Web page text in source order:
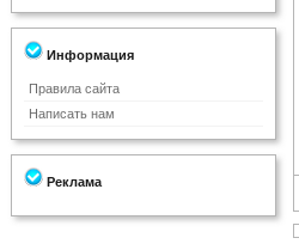
Информация
Правила сайта
Написать нам
Реклама